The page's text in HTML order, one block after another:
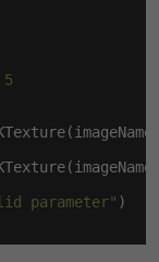
5
parameter" )